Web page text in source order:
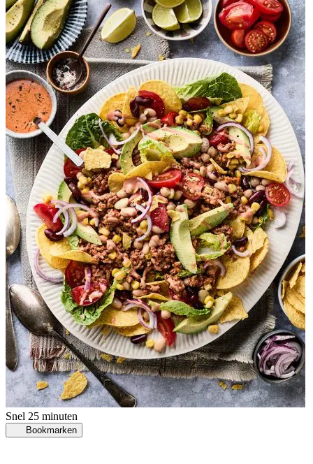
Snel 25 minuten
Bookmarken